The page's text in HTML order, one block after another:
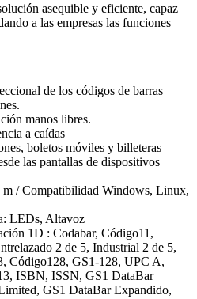
asequible y eficiente, capaz
a las empresas las funciones
de los códigos de barras
manos libres.
a caídas
boletos móviles y billeteras
las pantallas de dispositivos
m / Compatibilidad Windows, Linux,
LEDs, Altavoz
1D : Codabar, Código11,
2 de 5, Industrial 2 de 5,
Código128, GS1-128, UPC A,
ISBN, ISSN, GS1 DataBar
GS1 DataBar Expandido,